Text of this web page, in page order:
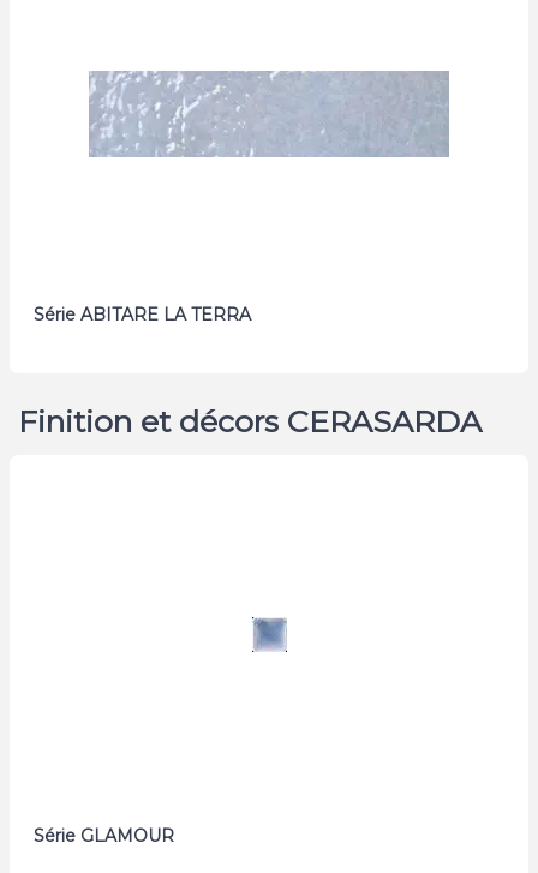
Série ABITARE LA TERRA
Finition et décors CERASARDA
Série GLAMOUR